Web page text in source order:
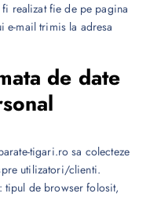
realizat fie de pe pagina
e-mail trimis la adresa
de date
tigari.ro sa colecteze
utilizatori/clienti.
tipul de browser folosit,